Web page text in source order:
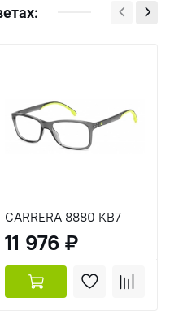
CARRERA 8880 KB7
11 976 ₽